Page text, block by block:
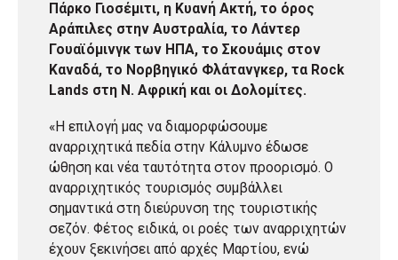
Πάρκο Γιοσέμιτι, η Κυανή Ακτή, το όρος
Αράπιλες στην Αυστραλία, το Λάντερ
Γουαϊόμινγκ των ΗΠΑ, το Σκουάμις στον
Καναδά, το Νορβηγικό Φλάτανγκερ, τα Rock
Lands στη Ν. Αφρική και οι Δολομίτες.
«Η επιλογή μας να διαμορφώσουμε
αναρριχητικά πεδία στην Κάλυμνο έδωσε
ώθηση και νέα ταυτότητα στον προορισμό. Ο
αναρριχητικός τουρισμός συμβάλλει
σημαντικά στη διεύρυνση της τουριστικής
σεζόν. Φέτος ειδικά, οι ροές των αναρριχητών
έχουν ξεκινήσει από αρχές Μαρτίου, ενώ